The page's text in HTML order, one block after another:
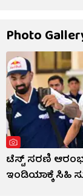
Photo
ಟೆಸ್ಟ್ ಸರಣಿ
ಇಂಡಿಯಾಕ್ಕೆ ಸಿಹಿ